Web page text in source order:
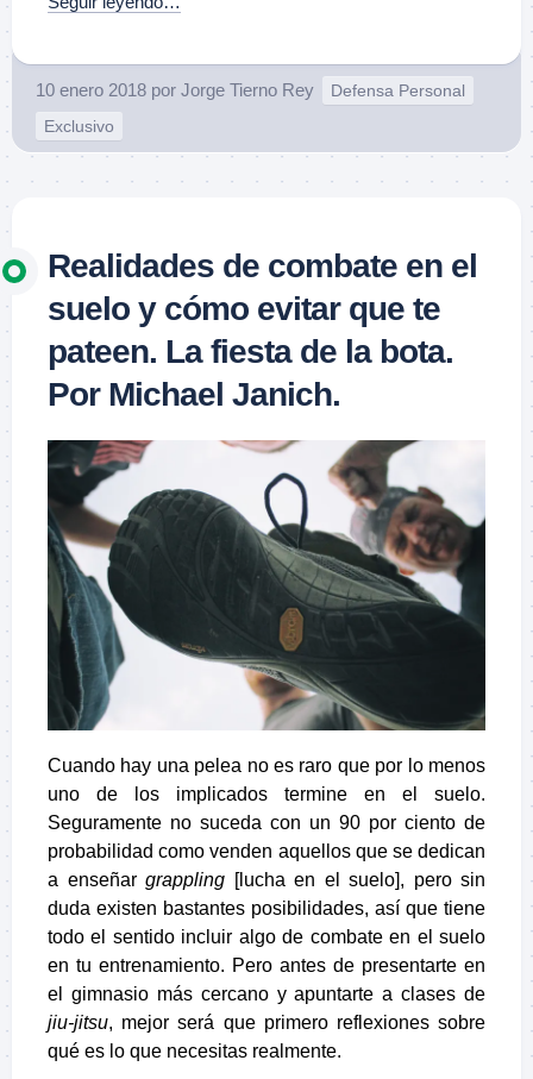
10 enero 2018 por Jorge Tierno Rey
Defensa Personal
Exclusivo
Realidades de combate en el
suelo y cómo evitar que te
pateen. La fiesta de la bota.
Por Michael Janich.
Cuando hay una pelea no es raro que por lo menos
uno de los implicados termine en el suelo.
Seguramente no suceda con un 90 por ciento de
probabilidad como venden aquellos que se dedican
a enseñar grappling [lucha en el suelo], pero sin
duda existen bastantes posibilidades, así que tiene
todo el sentido incluir algo de combate en el suelo
en tu entrenamiento. Pero antes de presentarte en
el gimnasio más cercano y apuntarte a clases de
jiu-jitsu, mejor será que primero reflexiones sobre
qué es lo que necesitas realmente.